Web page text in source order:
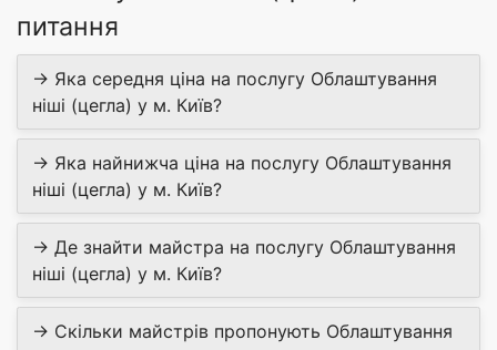
питання
→ Яка середня ціна на послугу Облаштування
ніші (цегла) у м. Київ?
→ Яка найнижча ціна на послугу Облаштування
ніші (цегла) у м. Київ?
→ Де знайти майстра на послугу Облаштування
ніші (цегла) у м. Київ?
→ Скільки майстрів пропонують Облаштування